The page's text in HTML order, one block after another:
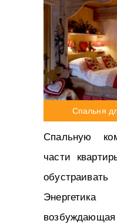
Спальня
Спальную
части